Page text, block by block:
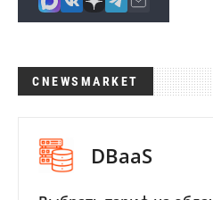
CNEWSMARKET
DBaaS